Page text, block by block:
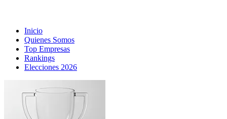
Inicio
Quienes Somos
Top Empresas
Rankings
Elecciones 2026